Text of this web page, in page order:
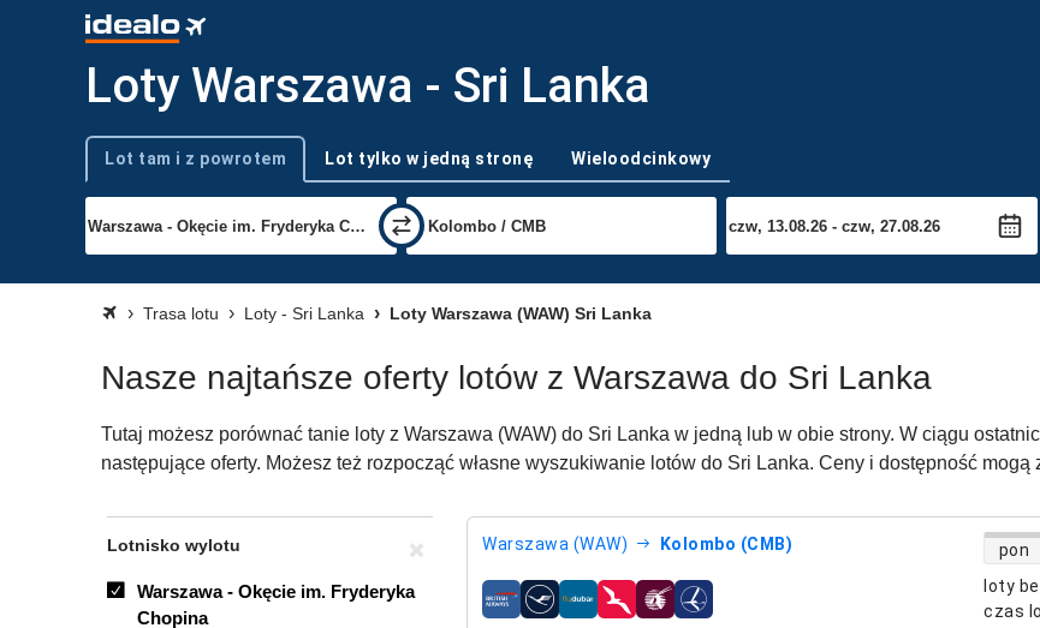
Loty Warszawa - Sri Lanka
Typ podróży
Lot tam i z powrotem Lot tylko w jedną stronę Wieloodcinkowy
Trasa lotu Loty - Sri Lanka Loty Warszawa (WAW) Sri Lanka
Nasze najtańsze oferty lotów z Warszawa do Sri Lanka
Tutaj możesz porównać tanie loty z Warszawa (WAW) do Sri Lanka w jedną lub w obie strony. W ciągu
następujące oferty. Możesz też rozpocząć własne wyszukiwanie lotów do Sri Lanka. Ceny i dostępność
Warszawa (WAW) Kolombo (CMB)
loty
czas
pon
linie lotnicze
Lotnisko wylotu
Warszawa - Okęcie im. Fryderyka
Chopina